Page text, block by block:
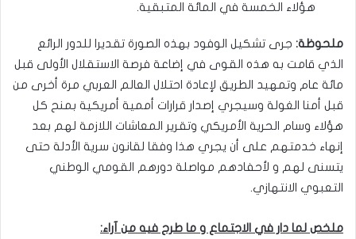
هؤلاء الخمسة في المائة المتبقية.
ملحوظة: جرى تشكيل الوفود بهذه الصورة تقديرا للدور الرائع
الذي قامت به هذه القوى في إضاعة فرصة الاستقلال الأولى قبل
مائة عام وتمهيد الطريق لإعادة احتلال العالم العربي مرة أخرى من
قبل أمنا الغولة وسيجري إصدار قرارات أممية أمريكية بمنح كل
هؤلاء وسام الحرية الأمريكي وتقرير المعاشات اللازمة لهم بعد
إنهاء خدمتهم على أن يجري هذا وفقا لقانون سرية الأدلة حتى
يتسنى لهم و لأحفادهم مواصلة دورهم القومي الوطني
التعبوي الانتهازي.
ملخص لما دار في الاجتماع و ما طرح فيه من آراء: